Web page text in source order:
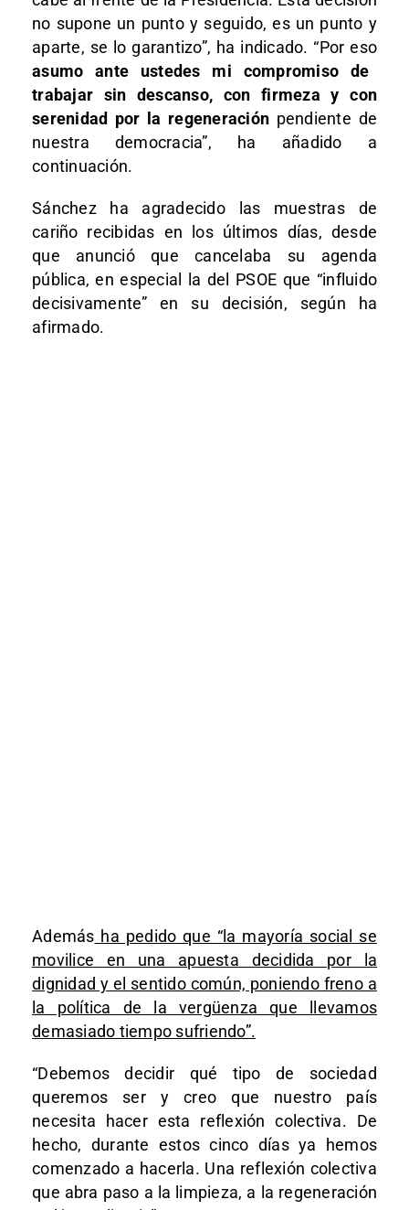
no supone un punto y seguido, es un punto y
aparte, se lo garantizo”, ha indicado. “Por eso
asumo ante ustedes mi compromiso de
trabajar sin descanso, con firmeza y con
serenidad por la regeneración pendiente de
nuestra democracia”, ha añadido a
continuación.
Sánchez ha agradecido las muestras de
cariño recibidas en los últimos días, desde
que anunció que cancelaba su agenda
pública, en especial la del PSOE que “influido
decisivamente” en su decisión, según ha
afirmado.
Además ha pedido que “la mayoría social se
movilice en una apuesta decidida por la
dignidad y el sentido común, poniendo freno a
la política de la vergüenza que llevamos
demasiado tiempo sufriendo”.
“Debemos decidir qué tipo de sociedad
queremos ser y creo que nuestro país
necesita hacer esta reflexión colectiva. De
hecho, durante estos cinco días ya hemos
comenzado a hacerla. Una reflexión colectiva
que abra paso a la limpieza, a la regeneración